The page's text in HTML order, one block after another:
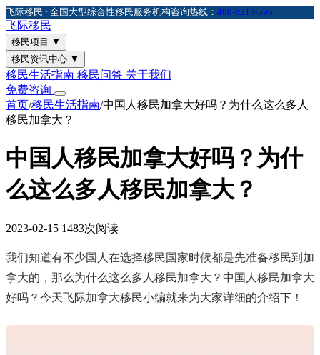
飞际移民 · 全国大型综合性移民服务机构咨询热线： 400-8213-596
飞际移民
移民项目 ▼
移民资讯中心 ▼
移民生活指南 移民问答 关于我们
免费咨询
首页/移民生活指南/中国人移民加拿大好吗？为什么这么多人
移民加拿大？
中国人移民加拿大好吗？为什
么这么多人移民加拿大？
2023-02-15 1483次阅读
我们知道有不少国人在选择移民国家时候都是先准备移民到加
拿大的，那么为什么这么多人移民加拿大？中国人移民加拿大
好吗？今天飞际加拿大移民小编就来为大家详细的介绍下！